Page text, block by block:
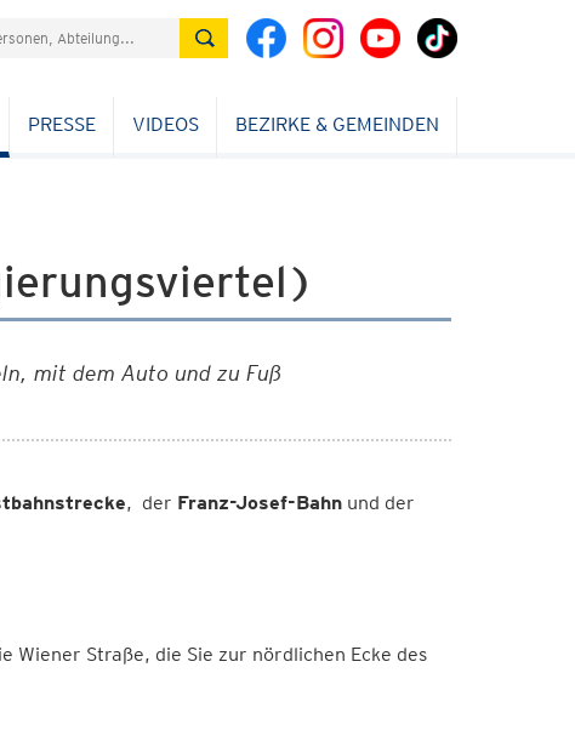
PRESSE VIDEOS BEZIRKE & GEMEINDEN
mit dem Auto und zu Fuß
, der Franz-Josef-Bahnund der
Wiener Straße, die Sie zur nördlichen Ecke des